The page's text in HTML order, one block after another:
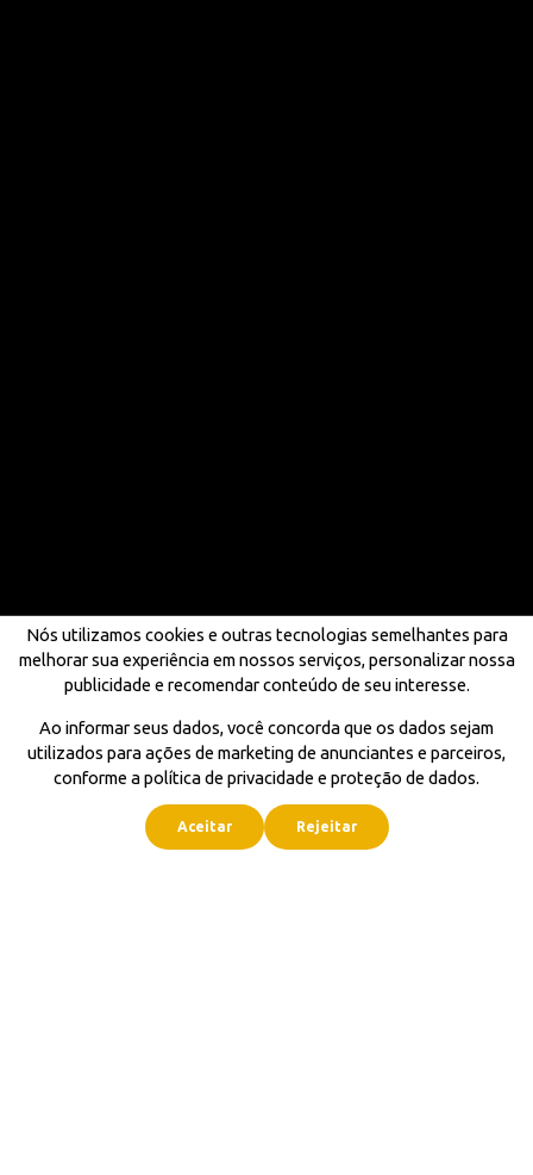
Nós utilizamos cookies e outras tecnologias semelhantes para
melhorar sua experiência em nossos serviços, personalizar nossa
publicidade e recomendar conteúdo de seu interesse.
Ao informar seus dados, você concorda que os dados sejam
utilizados para ações de marketing de anunciantes e parceiros,
conforme a política de privacidade e proteção de dados.
Aceitar Rejeitar